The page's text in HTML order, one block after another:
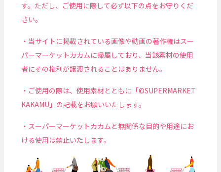
す。ただし、ご使用に際して必ず以下の点をお守りくだ
さい。
・当サイトに掲載されている画像や動画の著作権はスー
パーマーケットカカムに帰属しており、当該素材の使用
者にその権利が譲渡されることはありません。
・ご使用の際は、使用素材とともに「©SUPERMARKET
KAKAMU」の記載をお願いいたします。
・スーパーマーケットカカムと無関係な目的や用途にお
ける使用は禁止いたします。